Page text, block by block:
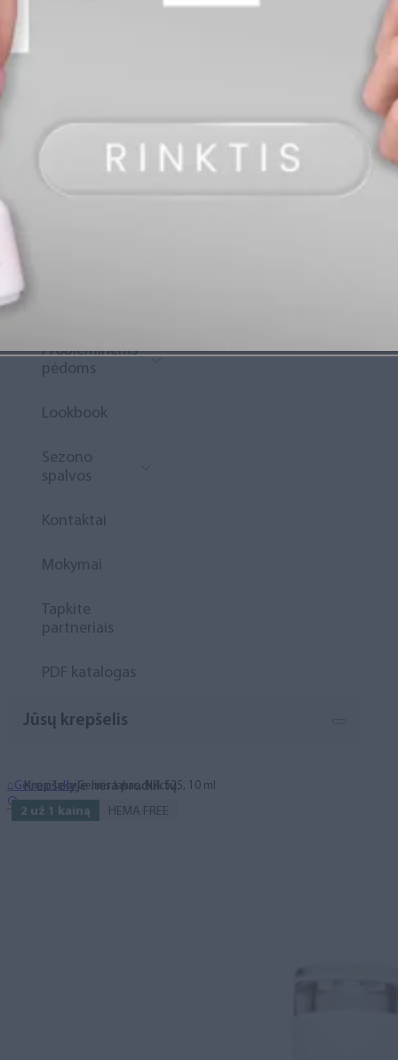
Rewards“
Probleminėms
pėdoms
Lookbook
Sezono
spalvos
Kontaktai
Mokymai
Tapkite
partneriais
PDF katalogas
Jūsų krepšelis
Krepšelyje nėra produktų.
⌂Geliniai lakai Gelinis lakas, NR. 525, 10 ml
2 už 1 kainą HEMA FREE
🔍